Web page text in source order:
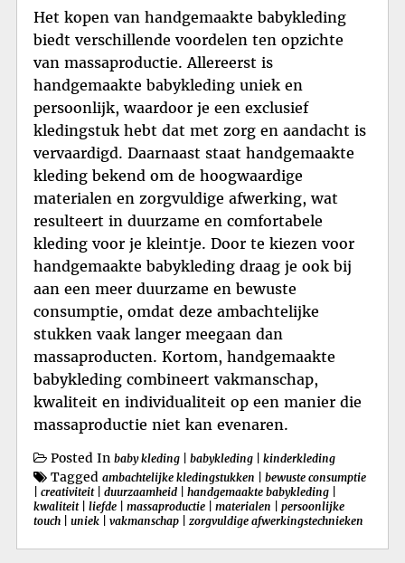
Het kopen van handgemaakte babykleding
biedt verschillende voordelen ten opzichte
van massaproductie. Allereerst is
handgemaakte babykleding uniek en
persoonlijk, waardoor je een exclusief
kledingstuk hebt dat met zorg en aandacht is
vervaardigd. Daarnaast staat handgemaakte
kleding bekend om de hoogwaardige
materialen en zorgvuldige afwerking, wat
resulteert in duurzame en comfortabele
kleding voor je kleintje. Door te kiezen voor
handgemaakte babykleding draag je ook bij
aan een meer duurzame en bewuste
consumptie, omdat deze ambachtelijke
stukken vaak langer meegaan dan
massaproducten. Kortom, handgemaakte
babykleding combineert vakmanschap,
kwaliteit en individualiteit op een manier die
massaproductie niet kan evenaren.
Posted In baby kleding babykleding kinderkleding
Tagged ambachtelijke kledingstukken
bewuste consumptie
creativiteit| duurzaamheid handgemaakte babykleding
kwaliteit| liefde massaproductie materialen
persoonlijke
touch
uniek vakmanschap zorgvuldige afwerkingstechnieken